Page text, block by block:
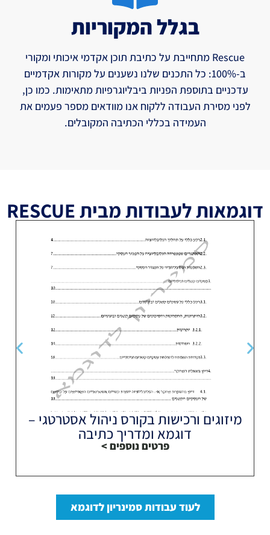
בגלל המקוריות
Rescue מתחייבת על כתיבת תוכן אקדמי איכותי ומקורי
ב-100%: כל התכנים שלנו נשענים על מקורות אקדמיים
עדכניים בתוספת הפניות ביבליוגרפיות מתאימות. כמו כן,
לפני מסירת העבודה ללקוח אנו מוודאים מספר פעמים את
העמידה בכללי הכתיבה המקובלים.
דוגמאות לעבודות מבית RESCUE
מיזוגים ורכישות בקורס ניהול אסטרטגי –
דוגמא ומדריך כתיבה
פרטים נוספים >
לעוד עבודות סמינריון לדוגמא